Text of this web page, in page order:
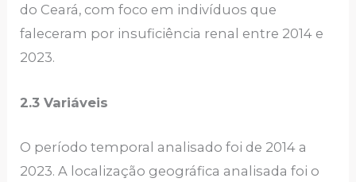
do Ceará, com foco em indivíduos que
faleceram por insuficiência renal entre 2014 e
2023.
2.3 Variáveis
O período temporal analisado foi de 2014 a
2023. A localização geográfica analisada foi o